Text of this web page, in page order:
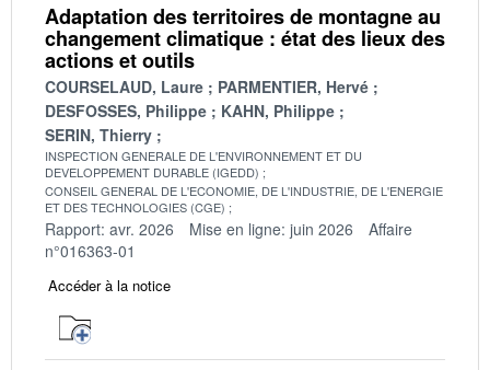
Adaptation des territoires de montagne au
changement climatique : état des lieux des
actions et outils
COURSELAUD, Laure
PARMENTIER, Hervé
DESFOSSES, Philippe
KAHN, Philippe
SERIN, Thierry
INSPECTION GENERALE DE L'ENVIRONNEMENT ET DU
DEVELOPPEMENT DURABLE (IGEDD)
CONSEIL GENERAL DE L'ECONOMIE, DE L'INDUSTRIE, DE L'ENERGIE
ET DES TECHNOLOGIES (CGE)
Rapport: avr. 2026 Mise en ligne: juin 2026
Affaire
n°016363-01
Accéder à la notice